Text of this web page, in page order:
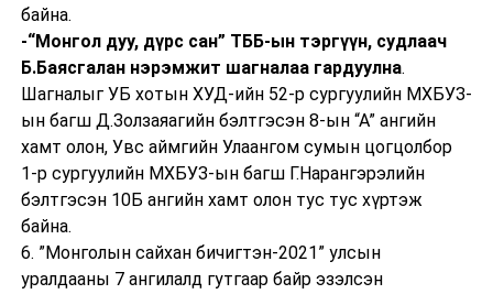
байна.
-“Монгол дуу, дүрс сан” ТББ-ын тэргүүн, судлаач
Б.Баясгалан нэрэмжит шагналаа гардуулна.
Шагналыг УБ хотын ХУД-ийн 52-р сургуулийн МХБУЗ-
ын багш Д.Золзаяагийн бэлтгэсэн 8-ын “А” ангийн
хамт олон, Увс аймгийн Улаангом сумын цогцолбор
1-р сургуулийн МХБУЗ-ын багш Г.Нарангэрэлийн
бэлтгэсэн 10Б ангийн хамт олон тус тус хүртэж
байна.
6. ”Монголын сайхан бичигтэн-2021” улсын
уралдааны 7 ангилалд гутгаар байр эзэлсэн